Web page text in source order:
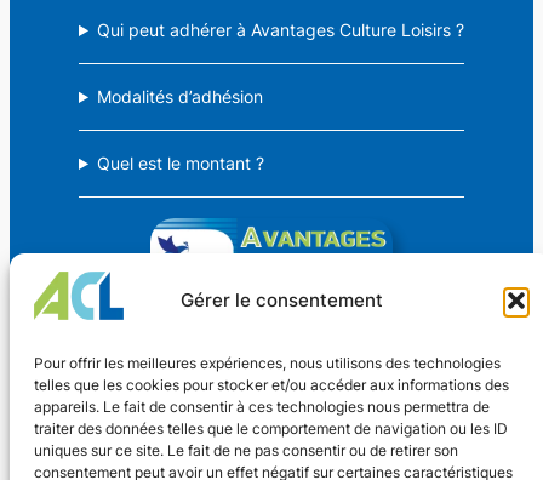
Gérer le consentement
Pour offrir les meilleures expériences, nous utilisons des technologies
telles que les cookies pour stocker et/ou accéder aux informations des
appareils. Le fait de consentir à ces technologies nous permettra de
traiter des données telles que le comportement de navigation ou les ID
uniques sur ce site. Le fait de ne pas consentir ou de retirer son
consentement peut avoir un effet négatif sur certaines caractéristiques
Qui peut adhérer à Avantages Culture Loisirs ?
Modalités d’adhésion
Quel est le montant ?
Avantages Culture Loisirs
Des avantages CSE pour TOUS !